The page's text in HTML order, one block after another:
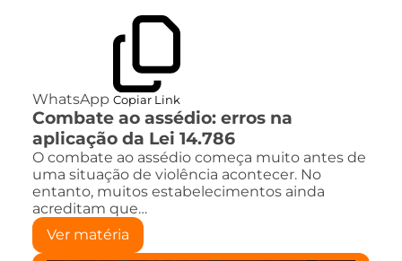
WhatsApp Copiar Link
Combate ao assédio: erros na
aplicação da Lei 14.786
O combate ao assédio começa muito antes de
uma situação de violência acontecer. No
entanto, muitos estabelecimentos ainda
acreditam que…
Ver matéria